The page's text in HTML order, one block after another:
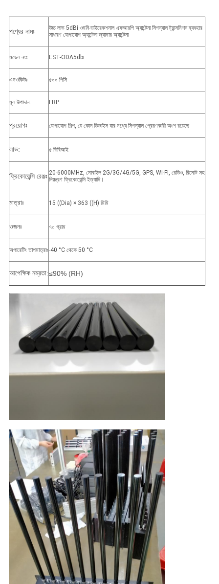
পণ্যের নামঃ
উচ্চ লাভ 5dBi ওমনি-ডাইরেকশনাল এফআরপি অ্যান্টেনা সিগন্যাল ট্রান্সমিশন ব্যবহার
সাধারণ যোগাযোগ অ্যান্টেনা জ্যামার অ্যান্টেনা
মডেল নংঃ EST-ODA5dbi
এমওকিউঃ ৫০০ পিসি
মূল উপাদান: FRP
প্রয়োগঃ যোগাযোগ শিল্প, যে কোন ডিভাইস যার মধ্যে সিগন্যাল প্রেরণকারী অংশ রয়েছে
লাভ: ৫ ডিবিআই
ফ্রিকোয়েন্সি রেঞ্জঃ 20-6000MHz, মোবাইল 2G/3G/4G/5G, GPS, Wi-Fi, রেডিও, রিমোট সহ
নিয়ন্ত্রণ ফ্রিকোয়েন্সি ইত্যাদি।
মাত্রাঃ 15 ((Dia) × 363 ((H) মিমি
ওজনঃ ৭০ গ্রাম
অপারেটিং তাপমাত্রাঃ-40 °C থেকে 50 °C
আপেক্ষিক নম্রতা:≤90% (RH)